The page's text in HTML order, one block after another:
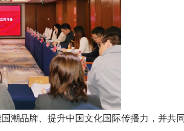
品牌、提升中国文化国际传播力，并共